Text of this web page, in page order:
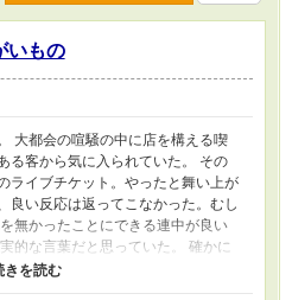
いもの
大都会の喧騒の中に店を構える喫
る客から気に入られていた。 その
ライブチケット。やったと舞い上が
良い反応は返ってこなかった。むし
無かったことにできる連中が良い
的な言葉だと思っていた。 確かに
関係のない話だと思っていたんだ。